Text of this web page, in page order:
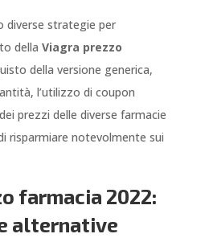
diverse strategie per
della Viagra prezzo
della versione generica,
l’utilizzo di coupon
prezzi delle diverse farmacie
risparmiare notevolmente sui
farmacia 2022:
alternative